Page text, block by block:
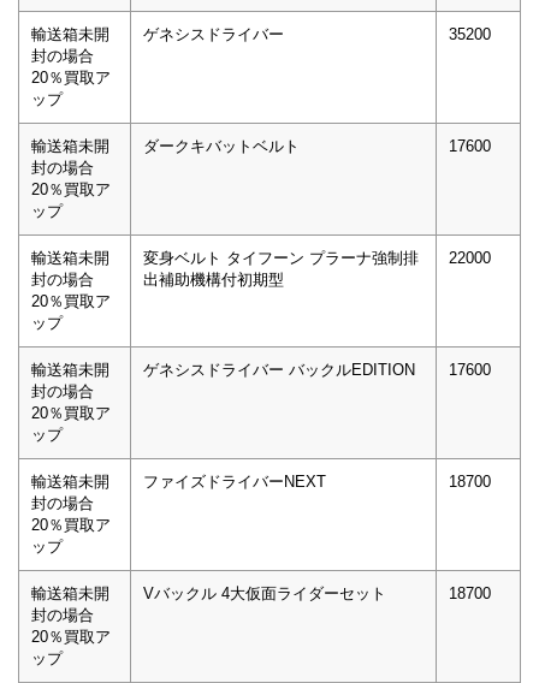
輸送箱未開
封の場合
20％買取ア
ップ
ゲネシスドライバー 35200
輸送箱未開
封の場合
20％買取ア
ップ
ダークキバットベルト 17600
輸送箱未開
封の場合
20％買取ア
ップ
変身ベルト タイフーン プラーナ強制排
出補助機構付初期型
22000
輸送箱未開
封の場合
20％買取ア
ップ
ゲネシスドライバー バックルEDITION 17600
輸送箱未開
封の場合
20％買取ア
ップ
ファイズドライバーNEXT 18700
輸送箱未開
封の場合
20％買取ア
ップ
Vバックル 4大仮面ライダーセット 18700